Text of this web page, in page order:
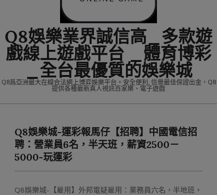
Q8娛樂業界誠信高_多款遊
戲線上遊戲平台 _體育博彩
_全台最優質的娛樂城
Q8爲亞洲最大在線合法網上博弈娛樂平台。安全便利, 信譽最佳保證出金，Q8
提供各種最新真人視訊百家樂、電子遊戲
MenuQ8娛樂城-運彩報馬仔【招聘】中國電信招
聘：營業員6名，半天班，薪資2500－
5000-玩運彩
Q8娛樂城-【雇用】外邦電疑雇用：業務員六名，半地班，